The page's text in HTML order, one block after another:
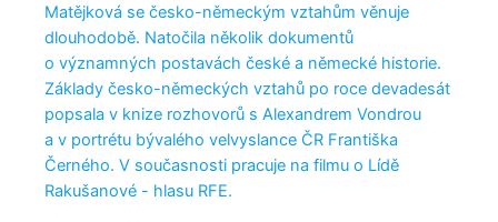
Matějková se česko-německým vztahům věnuje
dlouhodobě. Natočila několik dokumentů
o významných postavách české a německé historie.
Základy česko-německých vztahů po roce devadesát
popsala v knize rozhovorů s Alexandrem Vondrou
a v portrétu bývalého velvyslance ČR Františka
Černého. V současnosti pracuje na filmu o Lídě
Rakušanové - hlasu RFE.